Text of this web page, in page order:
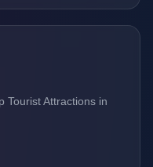
Tourist Attractions in